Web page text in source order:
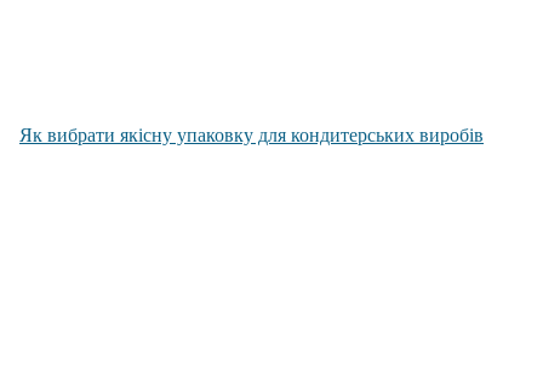
Як вибрати якісну упаковку для кондитерських виробів